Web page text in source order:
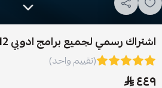
برامج ادوبي 12 شهر
(تقييم واحد)